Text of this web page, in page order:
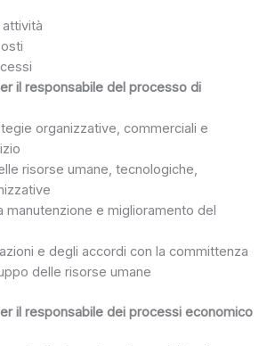
il responsabile del processo di
organizzative, commerciali e
risorse umane, tecnologiche,
manutenzione e miglioramento del
e degli accordi con la committenza
delle risorse umane
il responsabile dei processi economico